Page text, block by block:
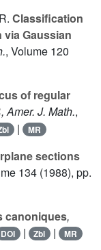
Classification
Gaussian
, Volume 120
of regular
, Amer. J. Math.,
| MR
sections
134 (1988), pp.
canoniques,
DOI | Zbl | MR